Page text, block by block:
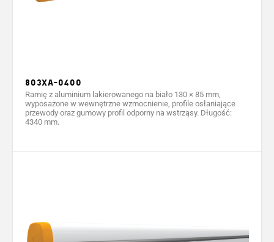
803XA-0400
Ramię z aluminium lakierowanego na biało 130 × 85 mm,
wyposażone w wewnętrzne wzmocnienie, profile osłaniające
przewody oraz gumowy profil odporny na wstrząsy. Długość:
4340 mm.